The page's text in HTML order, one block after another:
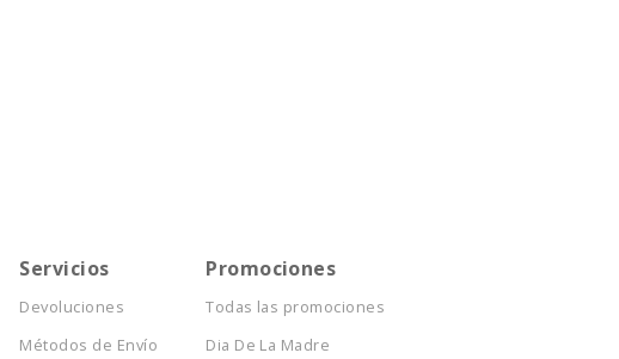
Servicios
Devoluciones
Métodos de Envío
Promociones
Todas las promociones
Dia De La Madre